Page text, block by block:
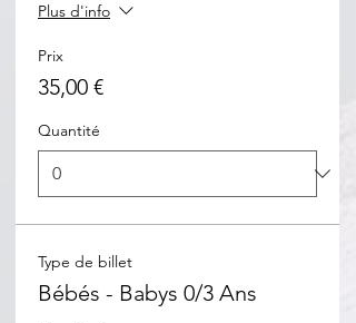
Plus d'info
Prix
35,00 €
Quantité
Type de billet
Bébés - Babys 0/3 Ans